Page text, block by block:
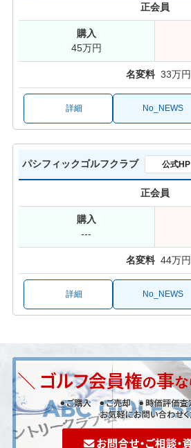
正会員
45万円
33万円
詳細 No_NEWS
パシフィックゴルフクラブ 公式HP
正会員
---
44万円
詳細 No_NEWS